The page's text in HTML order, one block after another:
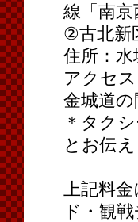
線「南
②古北新
住所：水
アクセ
金城道の
＊タク
とお伝え
上記料
ド・観